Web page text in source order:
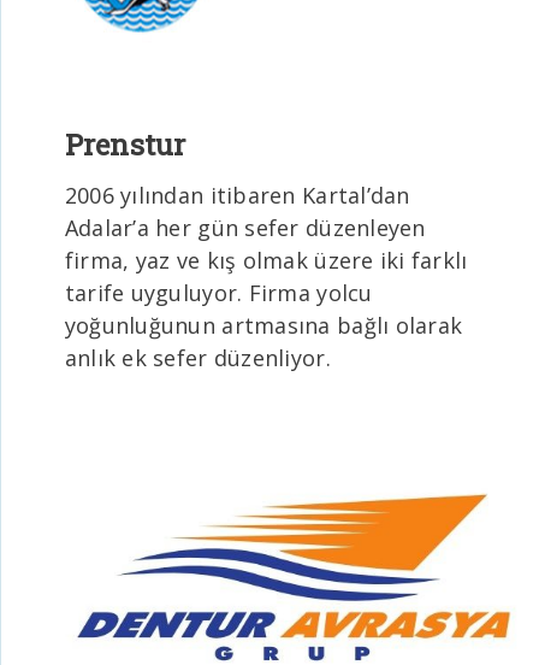
Prenstur
2006 yılından itibaren Kartal’dan
Adalar’a her gün sefer düzenleyen
firma, yaz ve kış olmak üzere iki farklı
tarife uyguluyor. Firma yolcu
yoğunluğunun artmasına bağlı olarak
anlık ek sefer düzenliyor.